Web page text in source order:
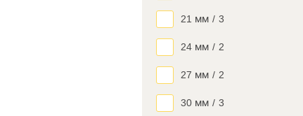
21 мм / 3
24 мм / 2
27 мм / 2
30 мм / 3